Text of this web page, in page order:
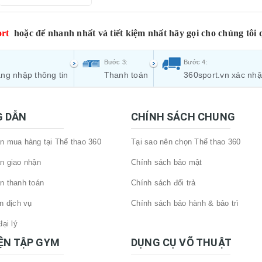
làm mát DAICHIPRO DCP - 10000RC
vào sử dụng sẽ giúp quý khách tuyệt đối không đắn đo bởi chi
người tiêu dùng an tâm thiết lập theo sở nguyện của các thành
thiết lập bốn chiều lan tràn trong phòng theo hướng trên –
phòng.
tựa như gió đẩy từ biển mang đầy tràn vào ngôi nhà làm cho
hoặc để nhanh nhất và tiết kiệm nhất hãy gọi cho chúng tôi
nhập thông tin
Bước 3:
Thanh toán
Bước 4:
360sport.vn xác
DẪN
mua hàng tại Thể thao 360
giao nhận
thanh toán
dịch vụ
lý
TẬP GYM
CHÍNH SÁCH CHUNG
Tại sao nên chọn Thể thao 360
Chính sách bảo mật
Chính sách đổi trả
Chính sách bảo hành & bảo trì
DỤNG CỤ VÕ THUẬT